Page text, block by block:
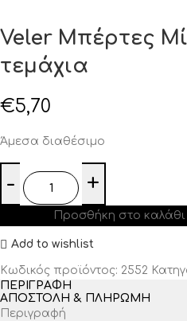
Veler Μπέρτες
τεμάχια
€5,70
Άμεσα διαθέσιμο
Προσθήκη στο καλάθι
Add to wishlist
Κωδικός προϊόντος: 2552
ΠΕΡΙΓΡΑΦΉ
ΑΠΟΣΤΟΛΉ & ΠΛΗΡΩΜΉ
Περιγραφή